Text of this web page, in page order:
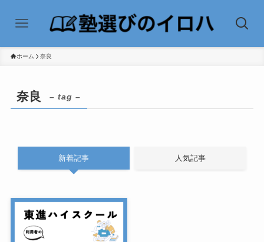
ホーム 奈良
奈良 – tag –
新着記事 人気記事